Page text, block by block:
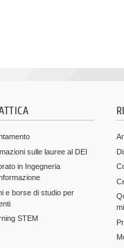
sulle lauree al DEI
in Ingegneria
e borse di studio per
STEM